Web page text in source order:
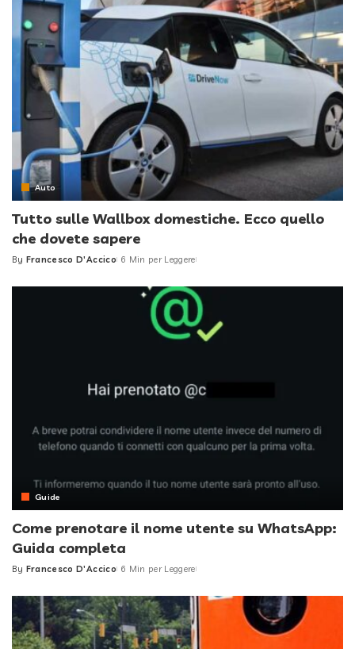
Auto
Tutto sulle Wallbox domestiche. Ecco quello
che dovete sapere
Posted
By Francesco D'Accico 6 Min per Leggere
Guide
Come prenotare il nome utente su WhatsApp:
Guida completa
Posted
By Francesco D'Accico 6 Min per Leggere